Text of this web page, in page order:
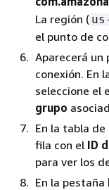
La región (
el punto de
Aparecerá un
conexión. En
seleccione el
grupo
En la tabla de
fila con el ID
para ver los
En la pestaña